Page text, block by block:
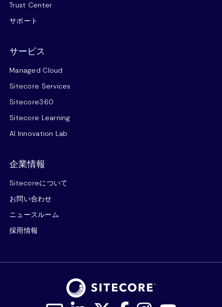
Trust Center
サポート
サービス
Managed Cloud
Sitecore Services
Sitecore360
Sitecore Learning
AI Innovation Lab
企業情報
Sitecoreについて
お問い合わせ
ニュースルーム
採用情報